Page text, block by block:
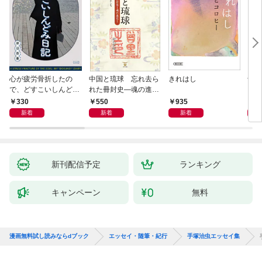
心が疲労骨折したの
で、どすこいしんどみ
日記330
新着
中国と琉球 忘れ去ら
れた冊封史―魂の進化
―550
新着
きれはし
935
新着
母
新刊配信予定 ランキング
キャンペーン 無料
漫画無料試し読みならdブック エッセイ・随筆・紀行 手塚治虫エッセイ集